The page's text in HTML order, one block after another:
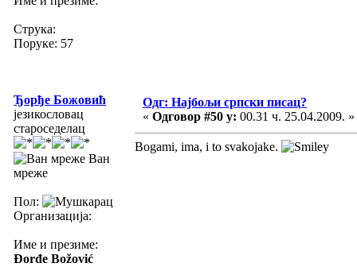
Струка:
Поруке: 57
Ђорђе Божовић
језикословац
староседелац
Ван
мреже
Пол:
Организација:
Име и презиме:
Đorđe Božović
Одг: Најбољи српски писац?
« Одговор #50 у: 00.31 ч. 25.04.2009. »
Bogami, ima, i to svakojake.